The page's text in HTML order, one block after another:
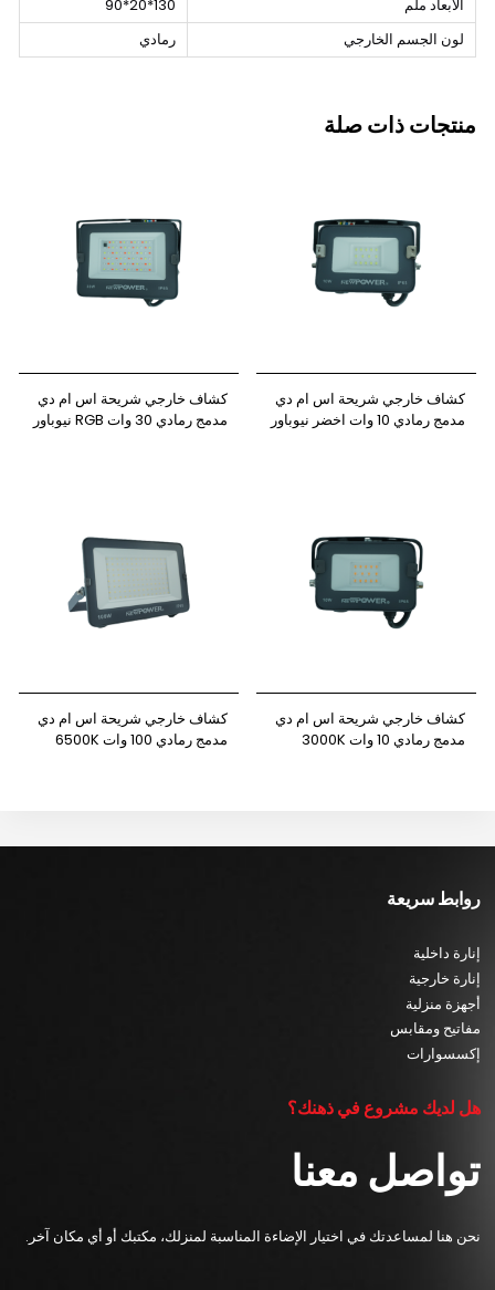
الأبعاد ملم
130*20*90
لون الجسم الخارجي
رمادي
منتجات ذات صلة
كشاف خارجي شريحة اس ام دي
مدمج رمادي 10 وات اخضر نيوباور
كشاف خارجي شريحة اس ام دي
مدمج رمادي 30 وات RGB نيوباور
كشاف خارجي شريحة اس ام دي
مدمج رمادي 10 وات 3000K
كشاف خارجي شريحة اس ام دي
مدمج رمادي 100 وات 6500K
روابط سريعة
إنارة داخلية
إنارة خارجية
أجهزة منزلية
مفاتيح ومقابس
إكسسوارات
هل لديك مشروع في ذهنك؟
تواصل معنا
نحن هنا لمساعدتك في اختيار الإضاءة المناسبة لمنزلك، مكتبك أو أي مكان آخر.